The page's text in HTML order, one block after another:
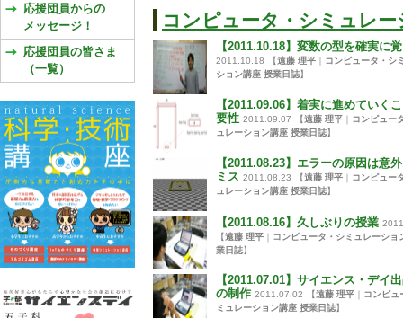
コンピュータ・シミュレ
【2011.10.18】変数の型を確実に
2011.10.18 【遠藤 理平
コンピュータ・シ
ション講座 授業日誌】
【2011.09.06】着実に進めていく
要性 2011.09.07 【遠藤 理平
コンピュー
ュレーション講座 授業日誌】
【2011.08.23】エラーの原因は意
ミス 2011.08.23 【遠藤 理平
コンピュー
ュレーション講座 授業日誌】
【2011.08.16】久しぶりの授業
【遠藤 理平
コンピュータ・シミュレーショ
業日誌】
【2011.07.01】サイエンス・デイ
の制作 2011.07.02 【遠藤 理平
コンピュ
ミュレーション講座 授業日誌】
応援団員からの
メッセージ！
応援団員の皆さま
（一覧）